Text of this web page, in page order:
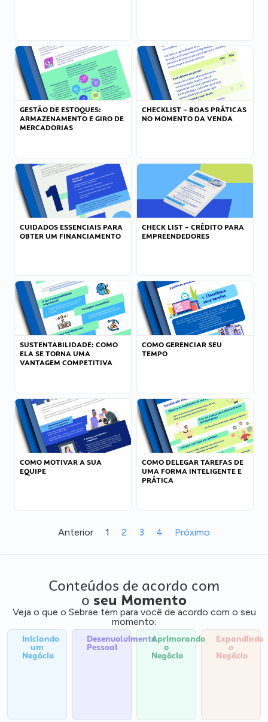
GESTÃO DE ESTOQUES:
ARMAZENAMENTO E GIRO DE
MERCADORIAS
CHECKLIST – BOAS PRÁTICAS
NO MOMENTO DA VENDA
CUIDADOS ESSENCIAIS PARA
OBTER UM FINANCIAMENTO
CHECK LIST – CRÉDITO PARA
EMPREENDEDORES
SUSTENTABILIDADE: COMO
ELA SE TORNA UMA
VANTAGEM COMPETITIVA
COMO GERENCIAR SEU
TEMPO
COMO MOTIVAR A SUA
EQUIPE
COMO DELEGAR TAREFAS DE
UMA FORMA INTELIGENTE E
PRÁTICA
Anterior 1 2 3 4 Próximo
Conteúdos de acordo com
o seu Momento
Veja o que o Sebrae tem para você de acordo com o seu
momento:
Iniciando
um
Negócio
Desenvolvimento
Pessoal
Aprimorando
o
Negócio
Expandindo
o
Negócio